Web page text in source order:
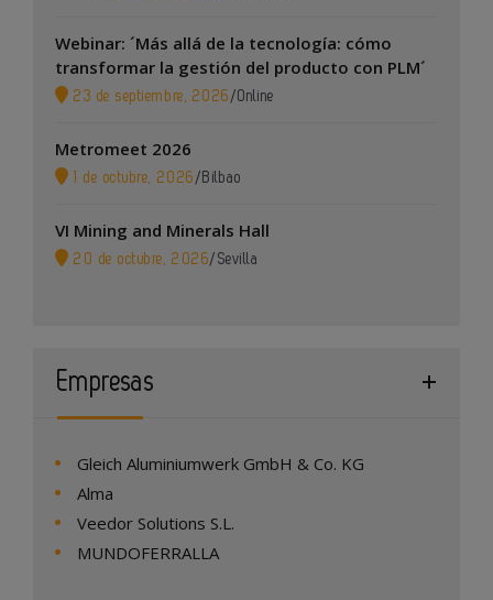
Webinar: ´Más allá de la tecnología: cómo
transformar la gestión del producto con PLM´
23 de septiembre, 2026 /Online
Metromeet 2026
1 de octubre, 2026 / Bilbao
VI Mining and Minerals Hall
20 de octubre, 2026/ Sevilla
Empresas
Gleich Aluminiumwerk GmbH & Co. KG
Alma
Veedor Solutions S.L.
MUNDOFERRALLA